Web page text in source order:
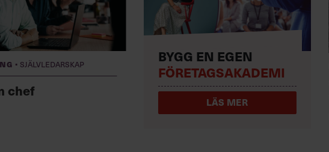
· Självledarskap
chef
BYGG EN EGEN
FÖRETAGSAKADEMI
LÄS MER